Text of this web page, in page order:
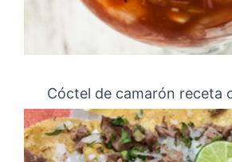
Cóctel de camarón receta